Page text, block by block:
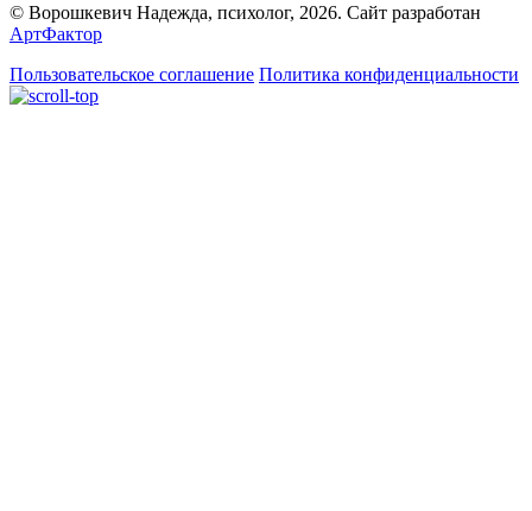
© Ворошкевич Надежда, психолог, 2026. Сайт разработан
АртФактор
Пользовательское соглашение Политика конфиденциальности